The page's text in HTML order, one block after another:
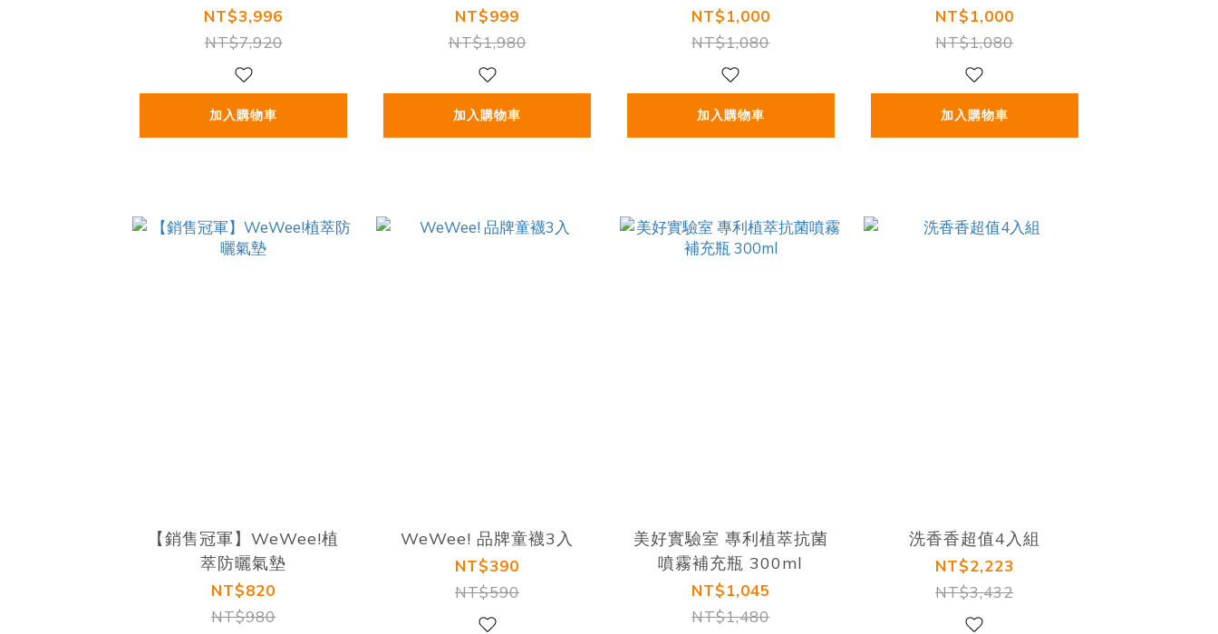
飲
NT$3,996
NT$7,920
加入購物車
NT$999
NT$1,980
加入購物車
草配方
NT$1,000
NT$1,080
加入購物車
配方
NT$1,000
NT$1,080
加入購物車
【銷售冠軍】WeWee!植
萃防曬氣墊
NT$820
NT$980
WeWee! 品牌童襪3入
NT$390
NT$590
美好實驗室 專利植萃抗菌
噴霧補充瓶 300ml
NT$1,045
NT$1,480
洗香香超值4入組
NT$2,223
NT$3,432